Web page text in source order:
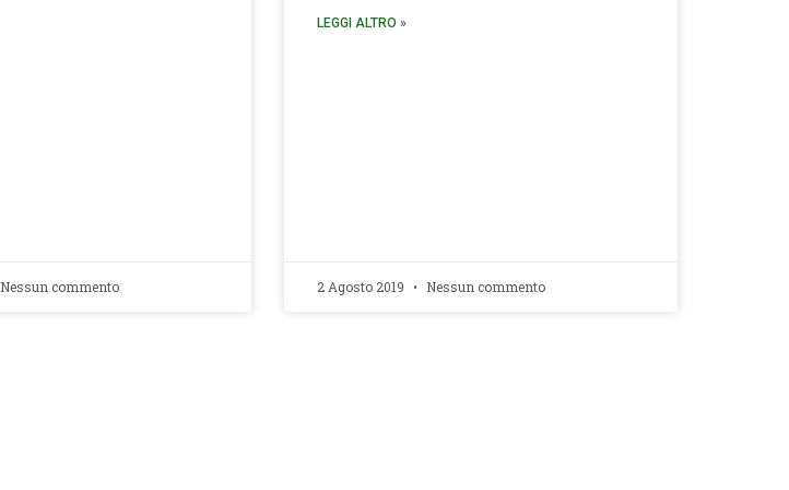
Nessun commento
LEGGI ALTRO »
2 Agosto 2019 Nessun commento